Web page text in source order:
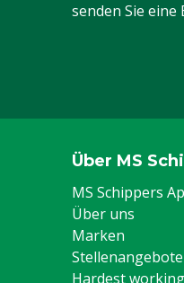
senden Sie eine
Über MS
MS Schippers
Über uns
Marken
Stellenangebote
Hardest